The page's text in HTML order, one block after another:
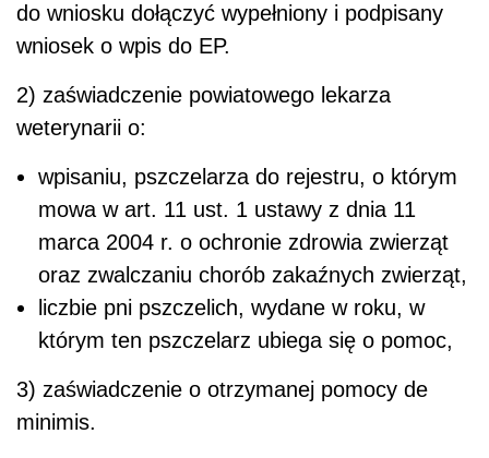
do wniosku dołączyć wypełniony i podpisany
wniosek o wpis do EP.
2) zaświadczenie powiatowego lekarza
weterynarii o:
wpisaniu, pszczelarza do rejestru, o którym
mowa w art. 11 ust. 1 ustawy z dnia 11
marca 2004 r. o ochronie zdrowia zwierząt
oraz zwalczaniu chorób zakaźnych zwierząt,
liczbie pni pszczelich, wydane w roku, w
którym ten pszczelarz ubiega się o pomoc,
3) zaświadczenie o otrzymanej pomocy de
minimis.